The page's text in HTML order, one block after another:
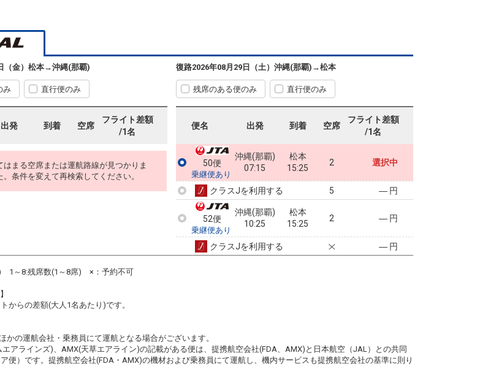
金） 松本→沖縄(那覇)
み 直行便のみ
出発 到着 空席
フライト差額
/1名
はまる空席または運航路線が見つかりま
。条件を変えて再検索してください。
復路2026年08月29日（土） 沖縄(那覇) →松本
残席のある便のみ 直行便のみ
便名 出発 到着 空席
フライト差額
/1名
50便
乗継便あり
沖縄(那覇)
07:15
松本
15:25
2 選択中
クラスJを利用する 5 ― 円
52便
乗継便あり
沖縄(那覇)
10:25
松本
15:25
2 ― 円
クラスJを利用する ― 円
1～8:残席数(1～8席) ×：予約不可
からの差額(大人1名あたり)です。
かの運航会社・乗務員にて運航となる場合がございます。
エアラインズ)、AMX(天草エアライン)の記載がある便は、提携航空会社(FDA、AMX)と日本航空（JAL）との共同
便）です。提携航空会社(FDA・AMX)の機材および乗務員にて運航し、機内サービスも提携航空会社の基準に則り